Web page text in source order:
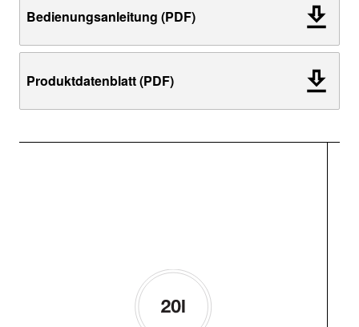
Bedienungsanleitung (PDF)
Produktdatenblatt (PDF)